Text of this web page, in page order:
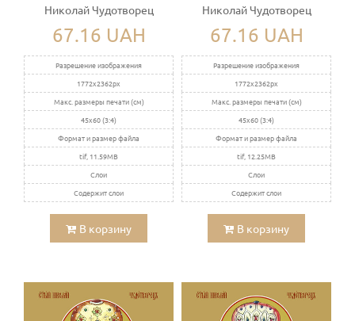
Николай Чудотворец
67.16 UAH
Разрешение изображения
1772x2362px
Макс. размеры печати (см)
45x60 (3:4)
Формат и размер файла
tif, 11.59MB
Слои
Содержит слои
В корзину
Николай Чудотворец
67.16 UAH
Разрешение изображения
1772x2362px
Макс. размеры печати (см)
45x60 (3:4)
Формат и размер файла
tif, 12.25MB
Слои
Содержит слои
В корзину